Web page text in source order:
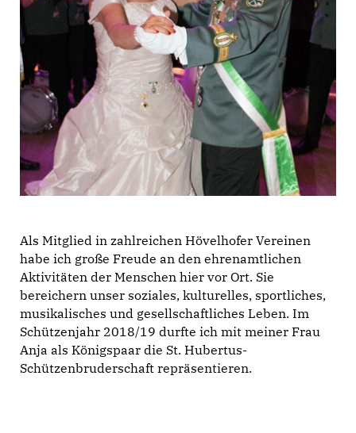
Als Mitglied in zahlreichen Hövelhofer Vereinen
habe ich große Freude an den ehrenamtlichen
Aktivitäten der Menschen hier vor Ort. Sie
bereichern unser soziales, kulturelles, sportliches,
musikalisches und gesellschaftliches Leben. Im
Schützenjahr 2018/19 durfte ich mit meiner Frau
Anja als Königspaar die St. Hubertus-
Schützenbruderschaft repräsentieren.